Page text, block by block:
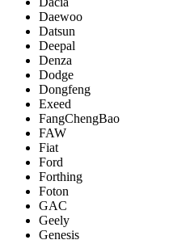
Daewoo
Datsun
Deepal
Denza
Dodge
Dongfeng
Exeed
FangChengBao
FAW
Fiat
Ford
Forthing
Foton
GAC
Geely
Genesis